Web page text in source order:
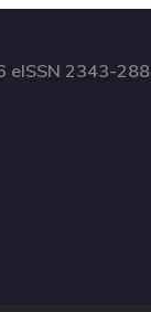
eISSN 2343-